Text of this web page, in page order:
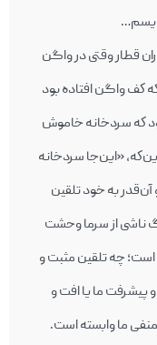
قطار وقتی در واگن
كف واگن افتاده بود
كه سردخانه خاموش
«اين‌جا سردخانه
به خود تلقين
ناشی از سرما وحشت
چه تلقين مثبت و
ما يا افت و
ما وابسته است.